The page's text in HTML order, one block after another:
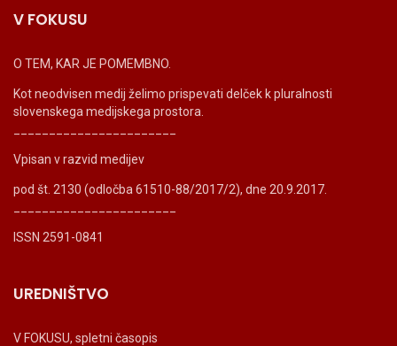
V FOKUSU
O TEM, KAR JE POMEMBNO.
Kot neodvisen medij želimo prispevati delček k pluralnosti
slovenskega medijskega prostora.
Vpisan v razvid medijev
pod št. 2130 (odločba 61510-88/2017/2), dne 20.9.2017.
ISSN 2591-0841
UREDNIŠTVO
V FOKUSU, spletni časopis